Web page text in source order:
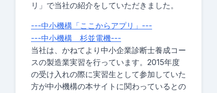
リ」で当社の紹介をしていただきました。
---中小機構「ここからアプリ」---
---中小機構 杉並電機---
当社は、かねてより中小企業診断士養成コー
スの製造業実習を行っています。2015年度
の受け入れの際に実習生として参加していた
方が中小機構の本サイトに関わっているとの